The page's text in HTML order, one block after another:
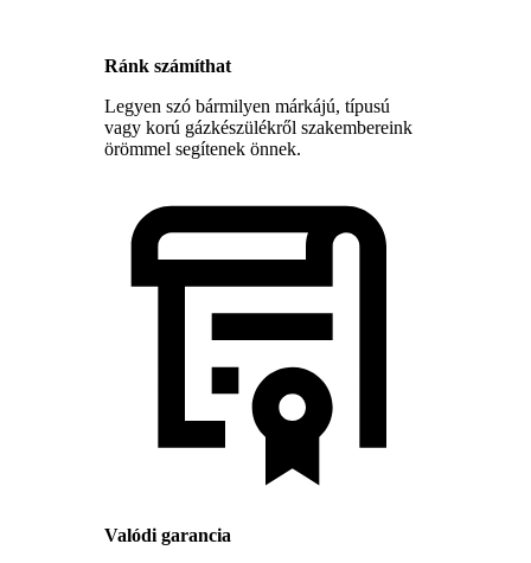
Ránk számíthat
Legyen szó bármilyen márkájú, típusú
vagy korú gázkészülékről szakembereink
örömmel segítenek önnek.
Valódi garancia